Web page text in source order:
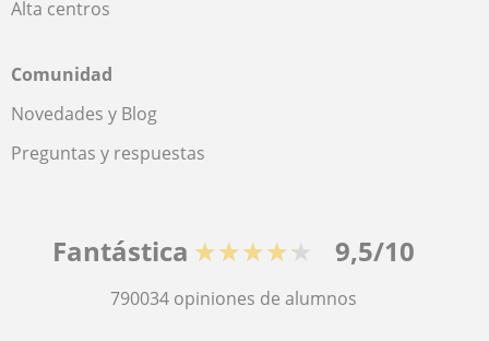
Alta centros
Comunidad
Novedades y Blog
Preguntas y respuestas
Fantástica ★★★★★ 9,5/10
790034 opiniones de alumnos